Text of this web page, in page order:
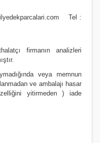
Tel :
firmanın analizleri
veya memnun
ve ambalajı hasar
yitirmeden ) iade